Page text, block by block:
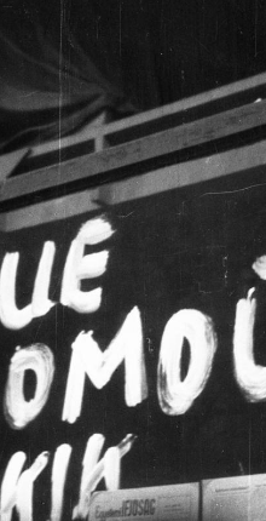
1956 · Sopron
Rózsa utca 10., a szoborfülkében Szent Flórián szobra.
1956 ·
Új utca,
Sopron
utca sarok, jobbra a Szentlélek-templom.
1956 · Sopron
Sas tér, szemben a Bécsi út